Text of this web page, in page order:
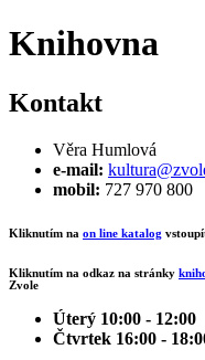
Knihovna
Kontakt
Věra Humlová
e-mail:
mobil: 727 970 800
Kliknutím na on line katalog
Kliknutím na odkaz na stránky
Zvole
Úterý 10:00 - 12:00
Čtvrtek 16:00 -